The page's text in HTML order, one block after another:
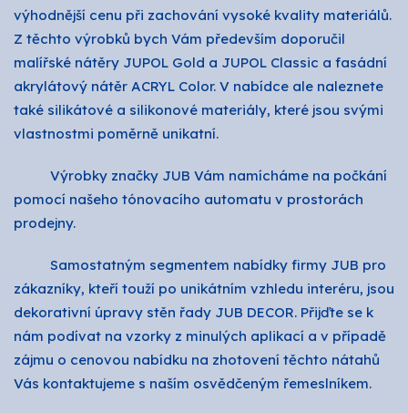
výhodnější cenu při zachování vysoké kvality materiálů.
Z těchto výrobků bych Vám především doporučil
malířské nátěry JUPOL Gold a JUPOL Classic a fasádní
akrylátový nátěr ACRYL Color. V nabídce ale naleznete
také silikátové a silikonové materiály, které jsou svými
vlastnostmi poměrně unikatní.
Výrobky značky JUB Vám namícháme na počkání
pomocí našeho tónovacího automatu v prostorách
prodejny.
Samostatným segmentem nabídky firmy JUB pro
zákazníky, kteří touží po unikátním vzhledu interéru, jsou
dekorativní úpravy stěn řady JUB DECOR. Přijďte se k
nám podívat na vzorky z minulých aplikací a v případě
zájmu o cenovou nabídku na zhotovení těchto nátahů
Vás kontaktujeme s naším osvědčeným řemeslníkem.